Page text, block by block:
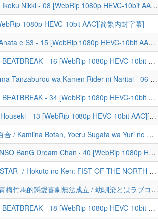
[喵萌奶茶屋&LoliHouse] 他国日记 / 异国日记 / Ikoku Nikki - 08 [WebRip 1080p HEVC-10bit AAC][简繁日内封字幕]
1080p HEVC-10bit AAC][简繁内封字幕]
[LoliHouse] 致不灭的你 第三季 / Fumetsu no Anata e S3 - 15 [WebRip 1080p HEVC-10bit AAC][简繁内封字幕]
[LoliHouse] 数码宝贝BEATBREAK / DIGIMON BEATBREAK - 16 [WebRip 1080p HEVC-10bit AAC][简繁内封字幕]
[LoliHouse] 东岛丹三郎想成为假面骑士 / Toujima Tanzaburou wa Kamen Rider ni Naritai - 06 [WebRip 1080p HEVC-10bit AAC][简繁内封字幕]
[LoliHouse] 数码宝贝BEATBREAK / DIGIMON BEATBREAK - 34 [WebRip 1080p HEVC-10bit AAC][简繁内封字幕]
[喵萌奶茶屋&LoliHouse] 琉璃的宝石 / Ruri no Houseki - 13 [WebRip 1080p HEVC-10bit AAC][简繁日内封字幕][END]
[喵萌奶茶屋&LoliHouse] 上伊那牡丹，醉姿如百合 / Kamiina Botan, Yoeru Sugata wa Yuri no Hana - 10 [WebRip 1080p HEVC-10bit AAC][简繁日内封字幕]
[百冬练习组&LoliHouse] 元祖！邦多利酱 / GANSO BanG Dream Chan - 40 [WebRip 1080p HEVC-10bit AAC][简繁内封字幕]
[LoliHouse] 北斗神拳 -FIST OF THE NORTH STAR- / Hokuto no Ken: FIST OF THE NORTH STAR [01-14 合集][WebRip 1080p HEVC-10bit AAC][简繁内封字幕][Fin](检索用：北斗之拳)
[LoliHouse] 和青梅竹马之间不会有恋爱喜剧 / 青梅竹馬的戀愛喜劇無法成立 / 幼馴染とはラブコメにならない / osalove - 09 [WebRip 1080p HEVC-10bit AAC][简繁内封字幕]
[LoliHouse] 数码宝贝BEATBREAK / DIGIMON BEATBREAK - 18 [WebRip 1080p HEVC-10bit AAC][简繁内封字幕]